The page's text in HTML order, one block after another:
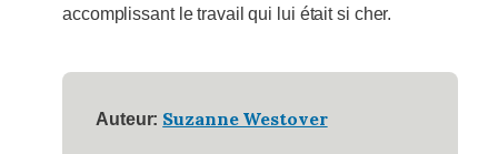
accomplissant le travail qui lui était si cher.
Auteur: Suzanne Westover